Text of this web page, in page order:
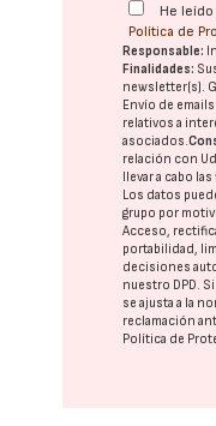
He
Política de
Responsable:
Finalidades:
newsletter(s).
Envío de
relativos a
asociados.
relación con
llevar a cabo
Los datos
grupo por
Acceso,
portabilidad,
decisiones
nuestro DPD.
se ajusta a la
reclamación
Política de